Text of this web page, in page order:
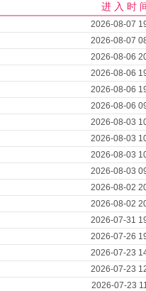
进 入 时
2026-08-07
2026-08-07
2026-08-06
2026-08-06
2026-08-06
2026-08-06
2026-08-03
2026-08-03
2026-08-03
2026-08-03
2026-08-02
2026-08-02
2026-07-31
2026-07-26
2026-07-23
2026-07-23
2026-07-23